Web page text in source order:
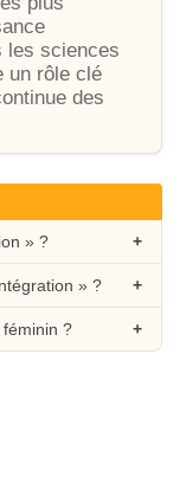
les sciences
un rôle clé
des
» ?
» ?
?